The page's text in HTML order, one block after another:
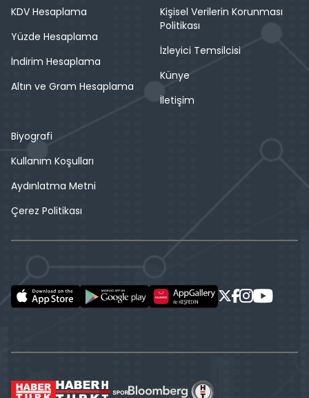
KDV Hesaplama
Yüzde Hesaplama
İndirim Hesaplama
Altın ve Gram Hesaplama
Kişisel Verilerin Korunması
Politikası
İzleyici Temsilcisi
Künye
İletişim
Biyografi
Kullanım Koşulları
Aydınlatma Metni
Çerez Politikası